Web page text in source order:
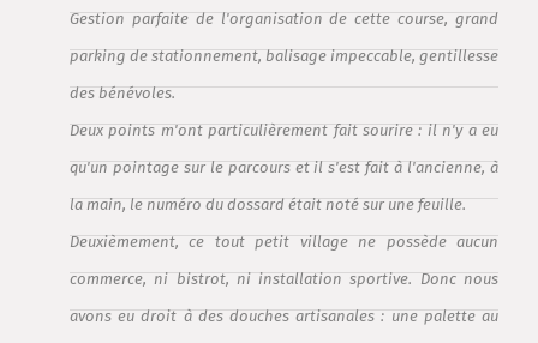
Gestion parfaite de l'organisation de cette course, grand
parking de stationnement, balisage impeccable, gentillesse
des bénévoles.
Deux points m'ont particulièrement fait sourire : il n'y a eu
qu'un pointage sur le parcours et il s'est fait à l'ancienne, à
la main, le numéro du dossard était noté sur une feuille.
Deuxièmement, ce tout petit village ne possède aucun
commerce, ni bistrot, ni installation sportive. Donc nous
avons eu droit à des douches artisanales : une palette au